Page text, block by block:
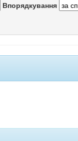
Впорядкування